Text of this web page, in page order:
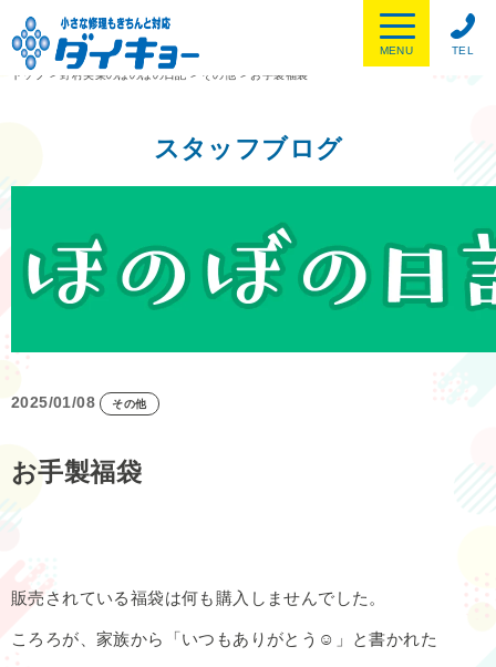
TEL
MENU
トップ
>野村美菜のほのぼの日記 > その他 > お手製福袋
スタッフブログ
2025/01/08 その他
お手製福袋
販売されている福袋は何も購入しませんでした。
ころろが、家族から「いつもありがとう☺」と書かれた